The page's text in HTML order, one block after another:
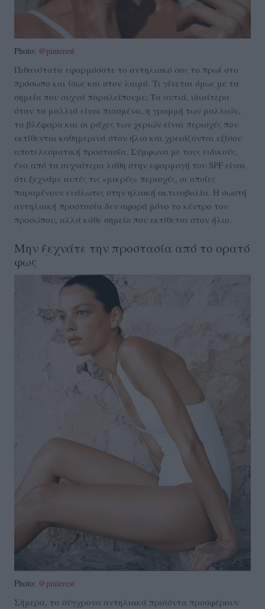
Photo: @pinterest
Πιθανότατα εφαρμόσατε το αντηλιακό σας το πρωί στο
πρόσωπο και ίσως και στον λαιμό. Τι γίνεται όμως με τα
σημεία που συχνά παραλείπουμε; Τα αυτιά, ιδιαίτερα
όταν τα μαλλιά είναι πιασμένα, η γραμμή των μαλλιών,
τα βλέφαρα και οι ράχες των χεριών είναι περιοχές που
εκτίθενται καθημερινά στον ήλιο και χρειάζονται εξίσου
αποτελεσματική προστασία. Σύμφωνα με τους ειδικούς,
ένα από τα συχνότερα λάθη στην εφαρμογή του SPF είναι
ότι ξεχνάμε αυτές τις «μικρές» περιοχές, οι οποίες
παραμένουν ευάλωτες στην ηλιακή ακτινοβολία. Η σωστή
αντηλιακή προστασία δεν αφορά μόνο το κέντρο του
προσώπου, αλλά κάθε σημείο που εκτίθεται στον ήλιο.
Μην ξεχνάτε την προστασία από το ορατό
φως
Photo: @pinterest
Σήμερα, τα σύγχρονα αντηλιακά προϊόντα προσφέρουν